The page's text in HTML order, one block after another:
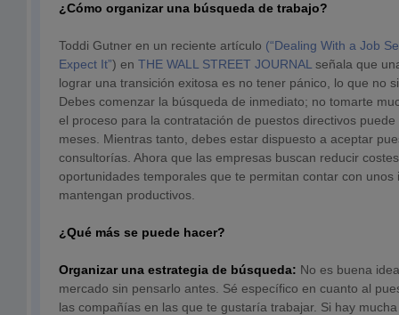
¿Cómo organizar una búsqueda de trabajo?
Toddi Gutner en un reciente artículo (“Dealing With a Job
Expect It”) en THE WALL STREET JOURNAL señala que
lograr una transición exitosa es no tener pánico, lo que no
Debes comenzar la búsqueda de inmediato; no tomarte
el proceso para la contratación de puestos directivos
meses. Mientras tanto, debes estar dispuesto a aceptar
consultorías. Ahora que las empresas buscan reducir
oportunidades temporales que te permitan contar con unos
mantengan productivos.
¿Qué más se puede hacer?
Organizar una estrategia de búsqueda: No es buena
mercado sin pensarlo antes. Sé específico en cuanto al
las compañías en las que te gustaría trabajar. Si hay